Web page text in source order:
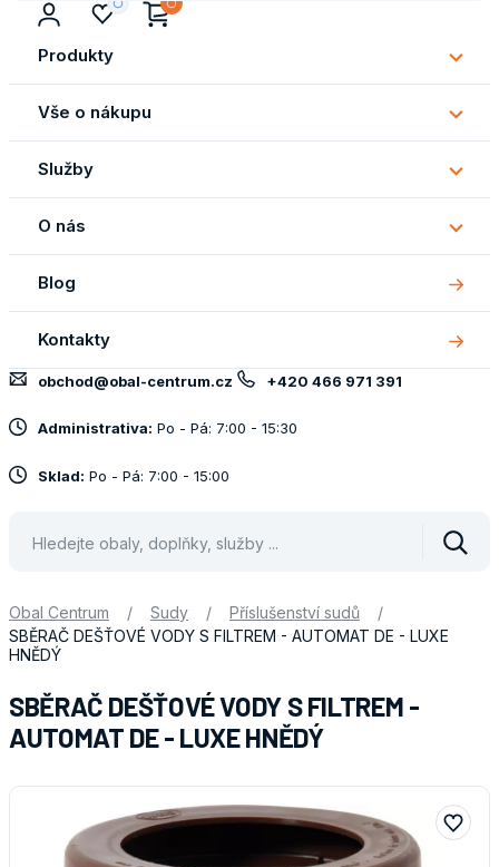
Produkty
Vše o nákupu
Vše
o
Služby
O nás
O
nás
Blog
Kontakty
obchod@obal-centrum.cz +420 466 971 391
Administrativa: Po - Pá: 7:00 - 15:30
Sklad: Po - Pá: 7:00 - 15:00
Obal Centrum / Sudy / Příslušenství sudů
/
SBĚRAČ DEŠŤOVÉ VODY S FILTREM - AUTOMAT DE - LUXE
HNĚDÝ
SBĚRAČ DEŠŤOVÉ VODY S FILTREM -
AUTOMAT DE - LUXE HNĚDÝ